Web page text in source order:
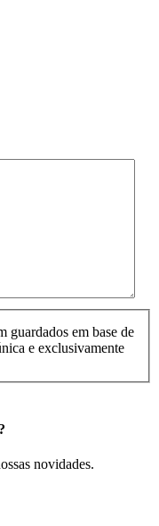
guardados em base de
e exclusivamente
novidades.